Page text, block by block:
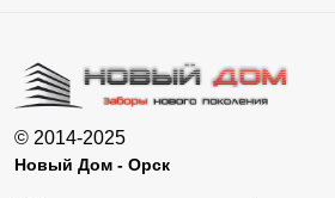
© 2014-2025
Новый Дом - Орск